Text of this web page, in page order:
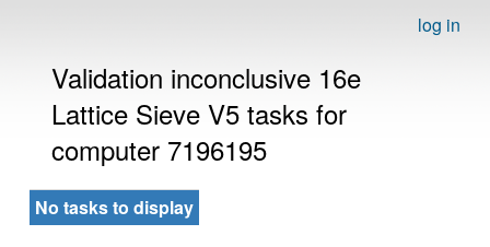
log in
Validation inconclusive 16e
Lattice Sieve V5 tasks for
computer 7196195
No tasks to display